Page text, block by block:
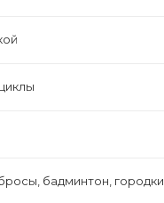
бадминтон, городки